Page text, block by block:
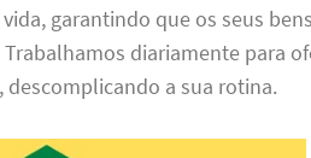
garantindo que os seus
diariamente para
a sua rotina.